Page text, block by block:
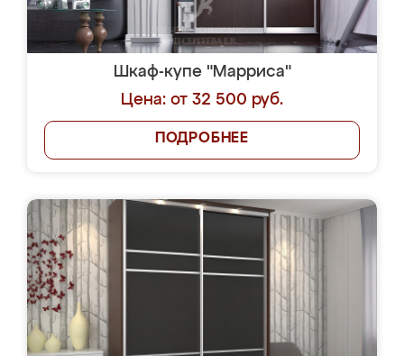
Шкаф-купе "Марриса"
Цена: от 32 500 руб.
ПОДРОБНЕЕ